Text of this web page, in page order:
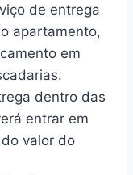
de entrega
apartamento,
em
dentro das
entrar em
valor do